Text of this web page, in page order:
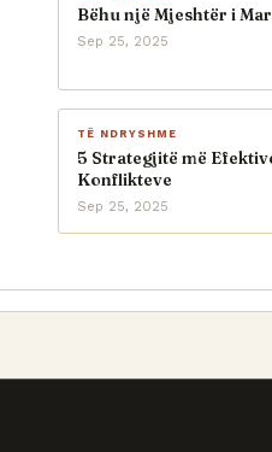
Bëhu një Mjeshtër i
Sep 25, 2025
TË NDRYSHME
5 Strategjitë më
Konflikteve
Sep 25, 2025